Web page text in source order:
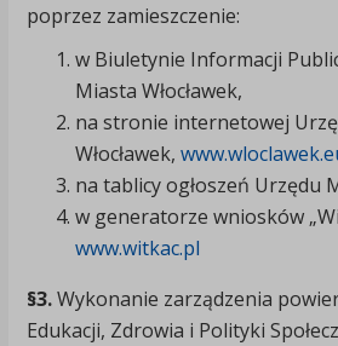
poprzez zamieszczenie:
w Biuletynie Informacji
Miasta Włocławek,
na stronie internetowej
Włocławek,
na tablicy ogłoszeń Urzędu
w generatorze wniosków
www.witkac.pl
§3.Wykonanie zarządzenia
Edukacji, Zdrowia i Polityki